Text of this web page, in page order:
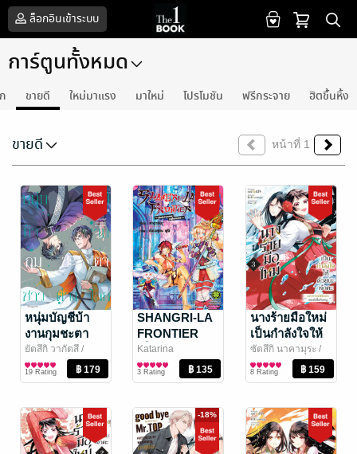
ล็อกอินเข้าระบบ
การ์ตูนทั้งหมด
ขายดี ใหม่มาแรง มาใหม่ โปรโมชัน ฟรีกระจาย ฮิตขึ้นหิ้ง
ขายดี หน้าที่ 1
หนุ่มบัญชีบ้า
งานกุมชะตา
ชาวต่างโลก
เล่ม 7 (ฉบับ
การ์ตูน)
ยัตสึกิ วากัตสึ /
PHOENIX NEXT
การ์ตูน Boy Love /
Yaoi
19 Rating
SHANGRI-LA
FRONTIER
เมื่อนักล่าเกม
ขยะท้าสู้ในเกม
เทพ เล่ม 20
Katarina
/Ryousuke Fuji /
LUCKPIM
การ์ตูนทั่วไป
3 Rating
นางร้ายมือใหม่
เป็นกำลังใจให้
ด้วยนะเจ้าคะ
เล่ม 3 (ฉบับ
การ์ตูน)
ซัตสึกิ นาคามุระ /
PHOENIX NEXT
การ์ตูนทั่วไป
8 Rating
-18%